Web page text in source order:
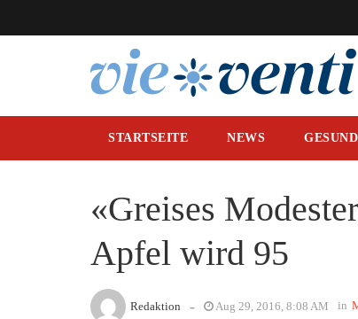
STARTSEITE NEWS
«Greises
Apfel wird 95
Redaktion - Aug 29, 2016, 8:08 AM in